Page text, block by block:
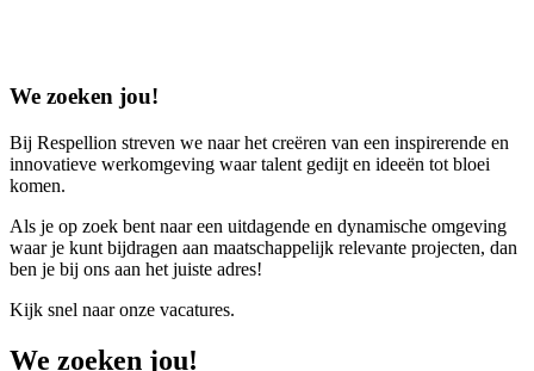
We zoeken jou!
Bij Respellion streven we naar het creëren van een inspirerende en
innovatieve werkomgeving waar talent gedijt en ideeën tot bloei
komen.
Als je op zoek bent naar een uitdagende en dynamische omgeving
waar je kunt bijdragen aan maatschappelijk relevante projecten, dan
ben je bij ons aan het juiste adres!
Kijk snel naar onze vacatures.
We zoeken jou!